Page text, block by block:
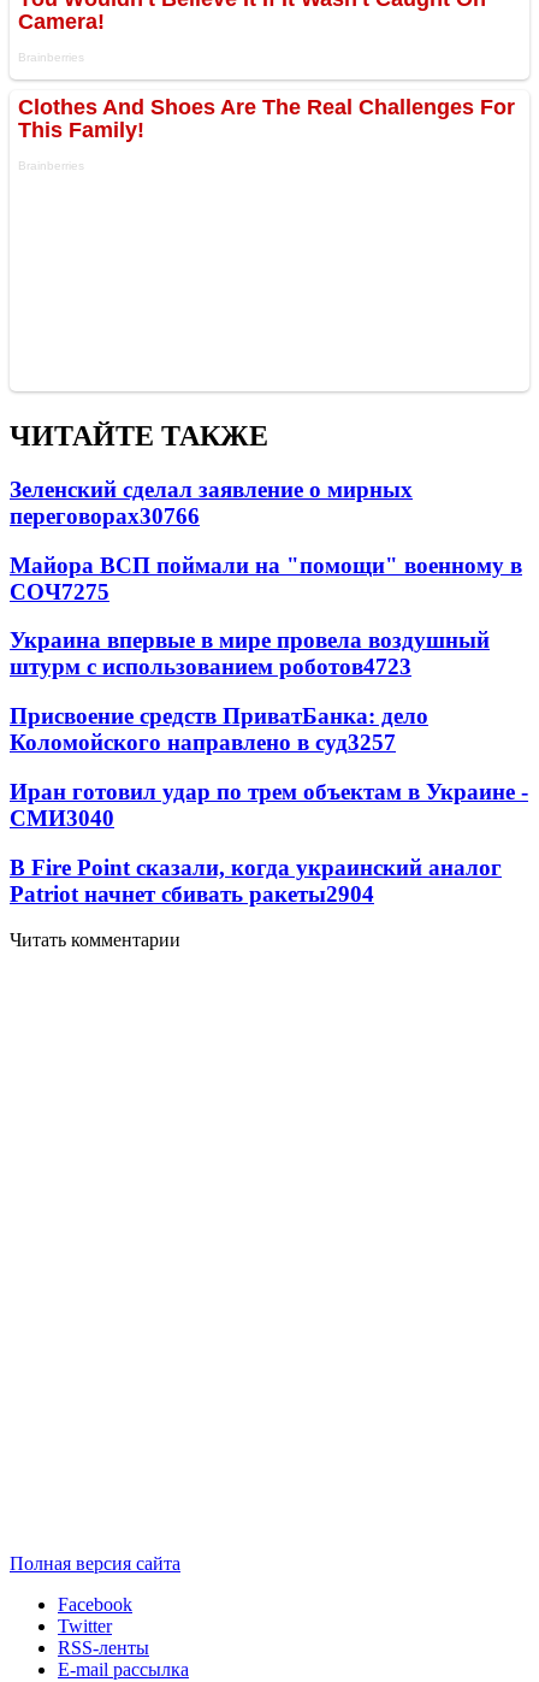
ЧИТАЙТЕ ТАКЖЕ
Зеленский сделал заявление о мирных
переговорах30766
Майора ВСП поймали на "помощи" военному в
СОЧ7275
Украина впервые в мире провела воздушный
штурм с использованием роботов4723
Присвоение средств ПриватБанка: дело
Коломойского направлено в суд3257
Иран готовил удар по трем объектам в Украине -
СМИ3040
В Fire Point сказали, когда украинский аналог
Patriot начнет сбивать ракеты2904
Читать комментарии
Полная версия сайта
Facebook
Twitter
RSS-ленты
E-mail рассылка